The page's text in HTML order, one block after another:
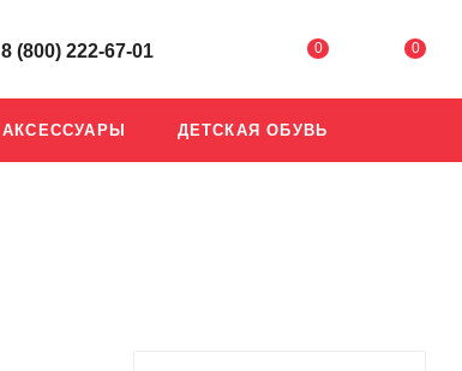
8 (800) 222-67-01 0 0
АКСЕССУАРЫ ДЕТСКАЯ ОБУВЬ